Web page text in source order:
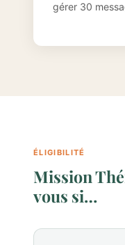
gérer 30
ÉLIGIBILITÉ
Mission
vous si…